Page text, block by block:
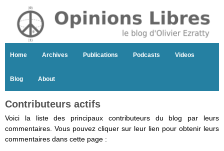
Home Archives Publications Podcasts Videos
Blog About
Contributeurs actifs
Voici la liste des principaux contributeurs du blog par leurs
commentaires. Vous pouvez cliquer sur leur lien pour obtenir leurs
commentaires dans cette page :